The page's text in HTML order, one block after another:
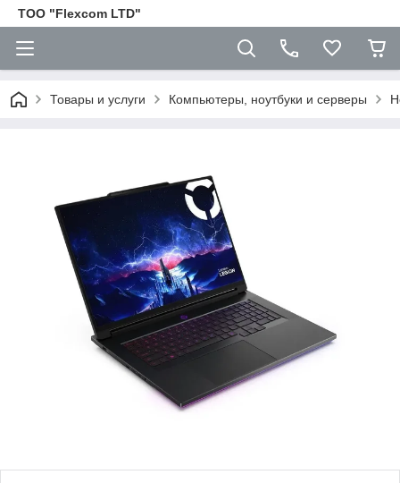
ТОО "Flexcom LTD"
Товары и услуги Компьютеры, ноутбуки и серверы